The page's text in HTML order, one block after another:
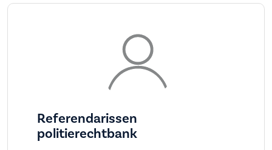
Referendarissen
politierechtbank